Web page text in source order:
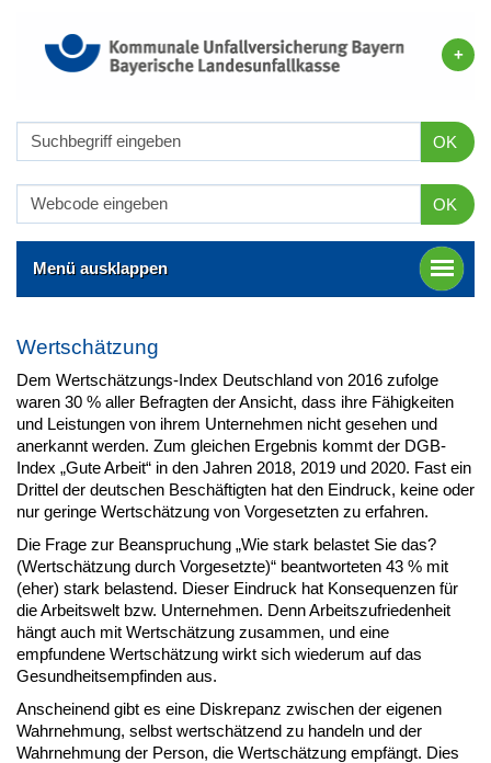
OK
OK
Menü ausklappen
Wertschätzung
Dem Wertschätzungs-Index Deutschland von 2016 zufolge
waren 30 % aller Befragten der Ansicht, dass ihre Fähigkeiten
und Leistungen von ihrem Unternehmen nicht gesehen und
anerkannt werden. Zum gleichen Ergebnis kommt der DGB-
Index „Gute Arbeit“ in den Jahren 2018, 2019 und 2020. Fast ein
Drittel der deutschen Beschäftigten hat den Eindruck, keine oder
nur geringe Wertschätzung von Vorgesetzten zu erfahren.
Die Frage zur Beanspruchung „Wie stark belastet Sie das?
(Wertschätzung durch Vorgesetzte)“ beantworteten 43 % mit
(eher) stark belastend. Dieser Eindruck hat Konsequenzen für
die Arbeitswelt bzw. Unternehmen. Denn Arbeitszufriedenheit
hängt auch mit Wertschätzung zusammen, und eine
empfundene Wertschätzung wirkt sich wiederum auf das
Gesundheitsempfinden aus.
Anscheinend gibt es eine Diskrepanz zwischen der eigenen
Wahrnehmung, selbst wertschätzend zu handeln und der
Wahrnehmung der Person, die Wertschätzung empfängt. Dies